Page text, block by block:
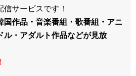
サービスです！
国作品・音楽番組・歌番組・アニ
ル・アダルト作品などが見放